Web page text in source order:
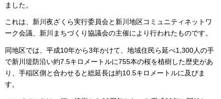
ました。
これは、新川夜ざくら実行委員会と新川地区コミュニティネットワ
ーク会議、新川まちづくり協議会の主催により行われたものです。
同地区では、平成10年から3年かけて、地域住民ら延べ1,300人の手
で新川堤防沿い約7.5キロメートルに755本の桜を植樹した歴史があ
り、手稲区側と合わせると総延長は約10.5キロメートルに及びま
す。